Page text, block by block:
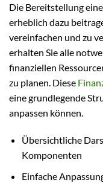
Die Bereitstellung
erheblich dazu
vereinfachen und zu
erhalten Sie alle
finanziellen
zu planen. Diese
eine grundlegende
anpassen können.
Übersichtliche
Komponenten
Einfache